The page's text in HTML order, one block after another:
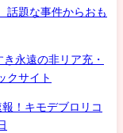
話題な事件からおも
永遠の非リア充・
クサイト
！キモデブロリコ